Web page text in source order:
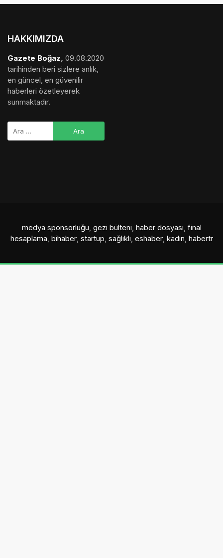
HAKKIMIZDA
Gazete Boğaz, 09.08.2020
tarihinden beri sizlere anlık,
en güncel, en güvenilir
haberleri özetleyerek
sunmaktadır.
medya sponsorluğu, gezi bülteni, haber dosyası, final
hesaplama, bihaber, startup, sağlıklı, eshaber, kadın, habertr